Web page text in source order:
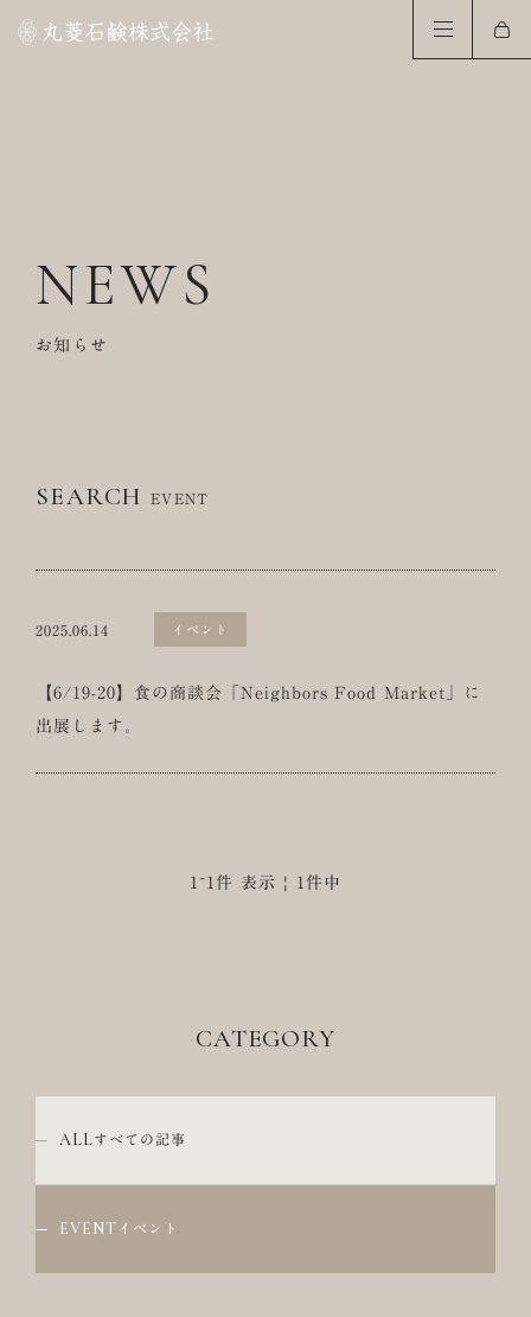
NEWS
お知らせ
SEARCH EVENT
2025.06.14 イベント
【6/19-20】食の商談会「Neighbors Food Market」に
出展します。
1~1件 表示 | 1件中
CATEGORY
ALLすべての記事
EVENT イベント